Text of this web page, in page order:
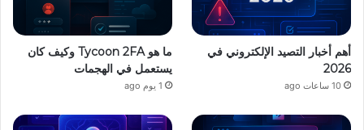
أهم أخبار التصيد الإلكتروني في
2026
10 ساعات ago
ما هو Tycoon 2FA وكيف كان
يستعمل في الهجمات
1 يوم ago